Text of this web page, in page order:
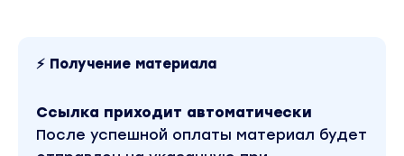
сотрудниками.
сплетен из Google.
⚡ Получение материала
Ссылка приходит автоматически
После успешной оплаты материал будет